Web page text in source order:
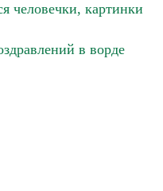
человечки, картинки
в ворде